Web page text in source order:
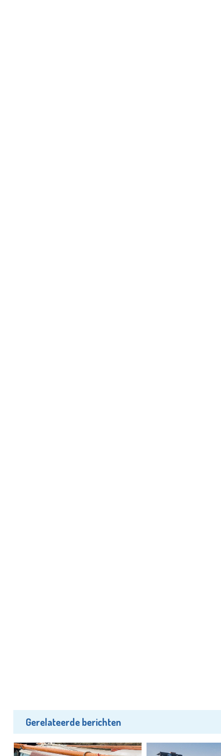
Gerelateerde berichten